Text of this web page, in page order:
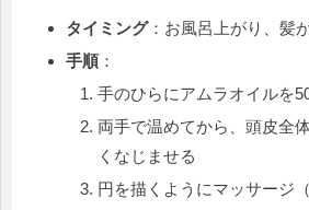
タイミング：お風呂上がり、髪
手順：
手のひらにアムラオイルを
両手で温めてから、頭皮全
くなじませる
円を描くようにマッサージ（